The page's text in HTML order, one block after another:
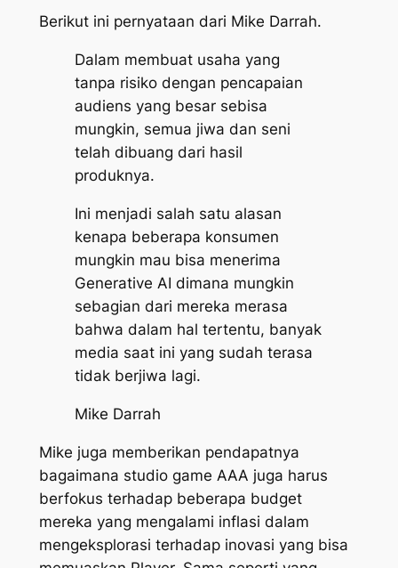
Berikut ini pernyataan dari Mike Darrah.
Dalam membuat usaha yang
tanpa risiko dengan pencapaian
audiens yang besar sebisa
mungkin, semua jiwa dan seni
telah dibuang dari hasil
produknya.
Ini menjadi salah satu alasan
kenapa beberapa konsumen
mungkin mau bisa menerima
Generative AI dimana mungkin
sebagian dari mereka merasa
bahwa dalam hal tertentu, banyak
media saat ini yang sudah terasa
tidak berjiwa lagi.
Mike Darrah
Mike juga memberikan pendapatnya
bagaimana studio game AAA juga harus
berfokus terhadap beberapa budget
mereka yang mengalami inflasi dalam
mengeksplorasi terhadap inovasi yang bisa